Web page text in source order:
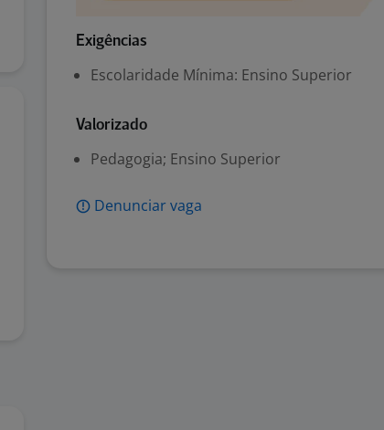
Exigências
Escolaridade Mínima: Ensino Superior
Valorizado
Pedagogia; Ensino Superior
Denunciar vaga